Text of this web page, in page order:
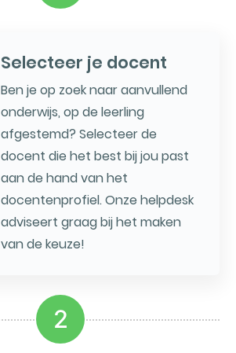
Selecteer je docent
Ben je op zoek naar aanvullend
onderwijs, op de leerling
afgestemd? Selecteer de
docent die het best bij jou past
aan de hand van het
docentenprofiel. Onze helpdesk
adviseert graag bij het maken
van de keuze!
2